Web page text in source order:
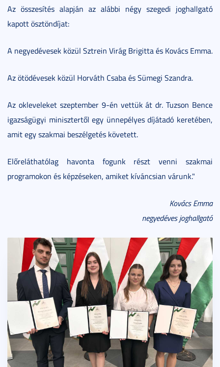
Az összesítés alapján az alábbi négy szegedi joghallgató
kapott ösztöndíjat:
A negyedévesek közül Sztrein Virág Brigitta és Kovács Emma.
Az ötödévesek közül Horváth Csaba és Sümegi Szandra.
Az okleveleket szeptember 9-én vettük át dr. Tuzson Bence
igazságügyi minisztertől egy ünnepélyes díjátadó keretében,
amit egy szakmai beszélgetés követett.
Előreláthatólag havonta fogunk részt venni szakmai
programokon és képzéseken, amiket kíváncsian várunk."
Kovács Emma
negyedéves joghallgató